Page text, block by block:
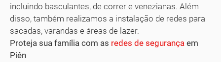
incluindo basculantes, de correr e venezianas. Além
disso, também realizamos a instalação de redes para
sacadas, varandas e áreas de lazer.
Proteja sua família com as redes de segurança em
Piên